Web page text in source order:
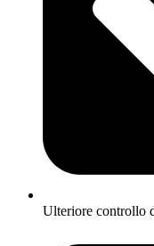
Ulteriore controllo